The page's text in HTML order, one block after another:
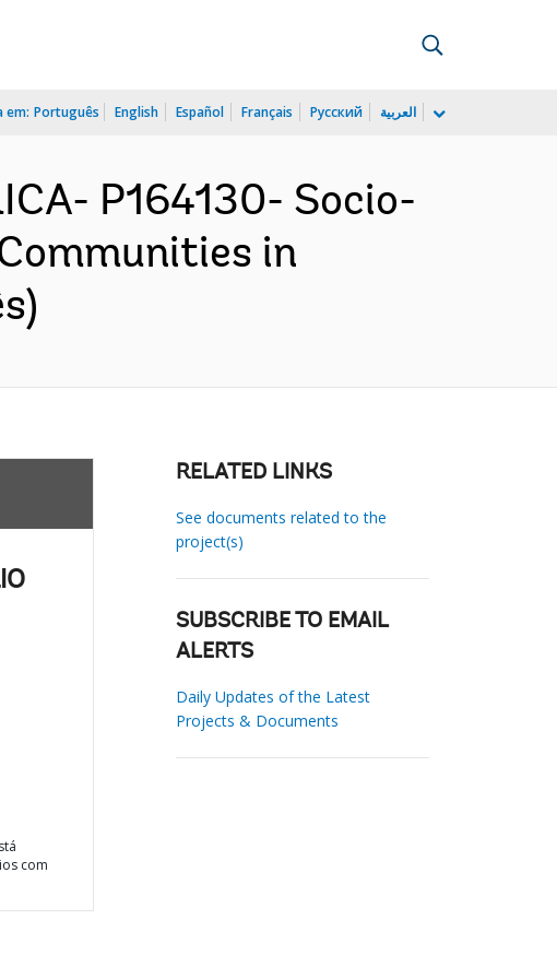
em: Português English Español Français Русский العربية
P164130- Socio-
in
com
RELATED LINKS
See documents related to the
project(s)
SUBSCRIBE TO EMAIL
ALERTS
Daily Updates of the Latest
Projects & Documents